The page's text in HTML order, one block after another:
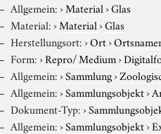
Allgemein:›Material›Glas
Material:›Material›Glas
Herstellungsort:›Ort›
Form:›Repro/ Medium›
Allgemein:›Sammlung›
Allgemein:›Sammlungsobjekt›
Dokument-Typ:›
Allgemein:›Sammlungsobjekt›